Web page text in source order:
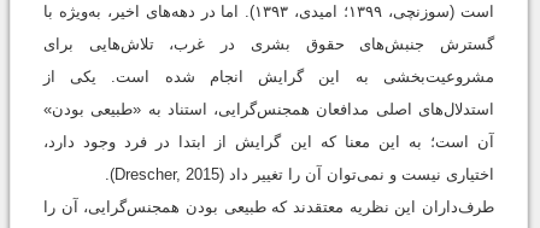
است (سوزنچی، ۱۳۹۹؛ امیدی، ۱۳۹۳). اما در دهه‌های اخیر، به‌ویژه با
گسترش جنبش‌های حقوق بشری در غرب، تلاش‌هایی برای
مشروعیت‌بخشی به این گرایش انجام شده است. یکی از
استدلال‌های اصلی مدافعان همجنس‌گرایی، استناد به «طبیعی بودن»
آن است؛ به این معنا که این گرایش از ابتدا در فرد وجود دارد،
اختیاری نیست و نمی‌توان آن را تغییر داد (Drescher, 2015).
طرف‌داران این نظریه معتقدند که طبیعی بودن همجنس‌گرایی، آن را